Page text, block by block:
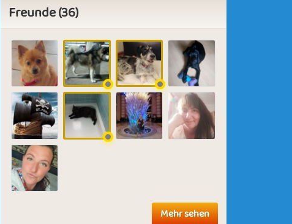
Freunde (36)
Mehr sehen